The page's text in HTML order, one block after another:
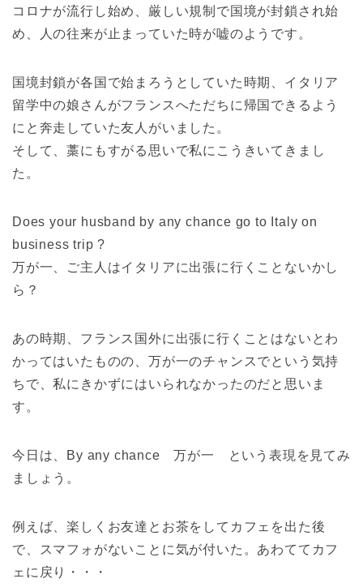
コロナが流行し始め、厳しい規制で国境が封鎖され始
め、人の往来が止まっていた時が嘘のようです。
国境封鎖が各国で始まろうとしていた時期、イタリア
留学中の娘さんがフランスへただちに帰国できるよう
にと奔走していた友人がいました。
そして、藁にもすがる思いで私にこうきいてきまし
た。
Does your husband by any chance go to Italy on
business trip ?
万が一、ご主人はイタリアに出張に行くことないかし
ら？
あの時期、フランス国外に出張に行くことはないとわ
かってはいたものの、万が一のチャンスでという気持
ちで、私にきかずにはいられなかったのだと思いま
す。
今日は、By any chance 万が一 という表現を見てみ
ましょう。
例えば、楽しくお友達とお茶をしてカフェを出た後
で、スマフォがないことに気が付いた。あわててカフ
ェに戻り・・・